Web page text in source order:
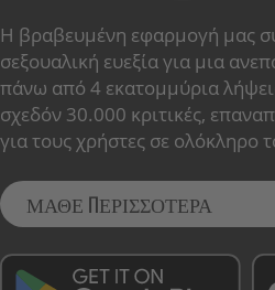
Η βραβευμένη εφαρμογή μας
σεξουαλική ευεξία για μια
πάνω από 4 εκατομμύρια
σχεδόν 30.000 κριτικές,
για τους χρήστες σε ολόκληρο
ΜΑΘΕ ΠΕΡΙΣΣΟΤΕΡΑ